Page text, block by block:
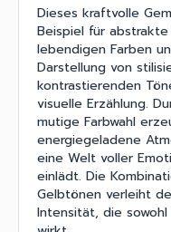
Dieses kraftvolle
Beispiel für
lebendigen Farben
Darstellung von
kontrastierenden
visuelle Erzählung.
mutige Farbwahl
energiegeladene
eine Welt voller
einlädt. Die
Gelbtönen verleiht
Intensität, die